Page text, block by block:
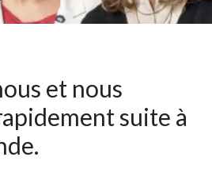
et nous
suite à